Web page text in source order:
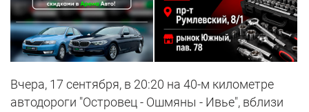
Вчера, 17 сентября, в 20:20 на 40-м километре
автодороги "Островец - Ошмяны - Ивье", вблизи